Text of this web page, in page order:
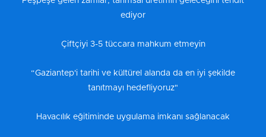
ediyor
Çiftçiyi 3-5 tüccara mahkum etmeyin
“Gaziantep'i tarihi ve kültürel alanda da en iyi şekilde
tanıtmayı hedefliyoruz"
Havacılık eğitiminde uygulama imkanı sağlanacak